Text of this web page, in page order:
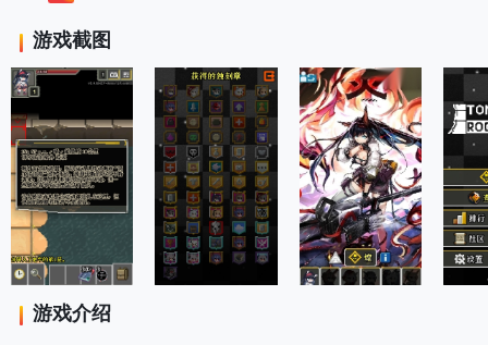
游戏截图
游戏介绍